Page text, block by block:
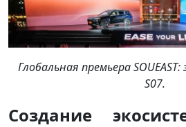
Глобальная премьера SOUEAST:
S07.
Создание